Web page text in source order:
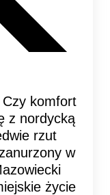
komfort
z nordycką
rzut
w
życie